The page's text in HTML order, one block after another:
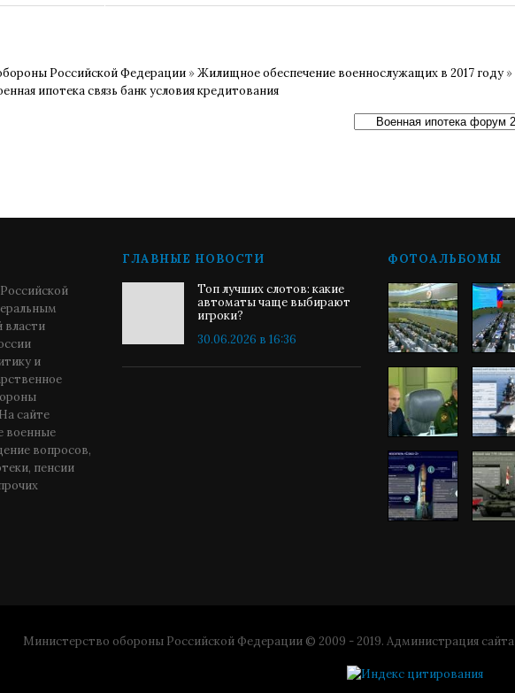
Российской Федерации »Жилищное обеспечение военнослужащих в 2017 году »
ипотека связь банк условия кредитования
власти
и
сайте
военные
вопросов,
пенсии
ГЛАВНЫЕ НОВОСТИ
Топ лучших слотов: какие
автоматы чаще выбирают
игроки?
30.06.2026 в 16:36
ФОТОАЛЬБОМЫ
Министерство обороны Российской Федерации © 2009 - 2019. Администрация сайта